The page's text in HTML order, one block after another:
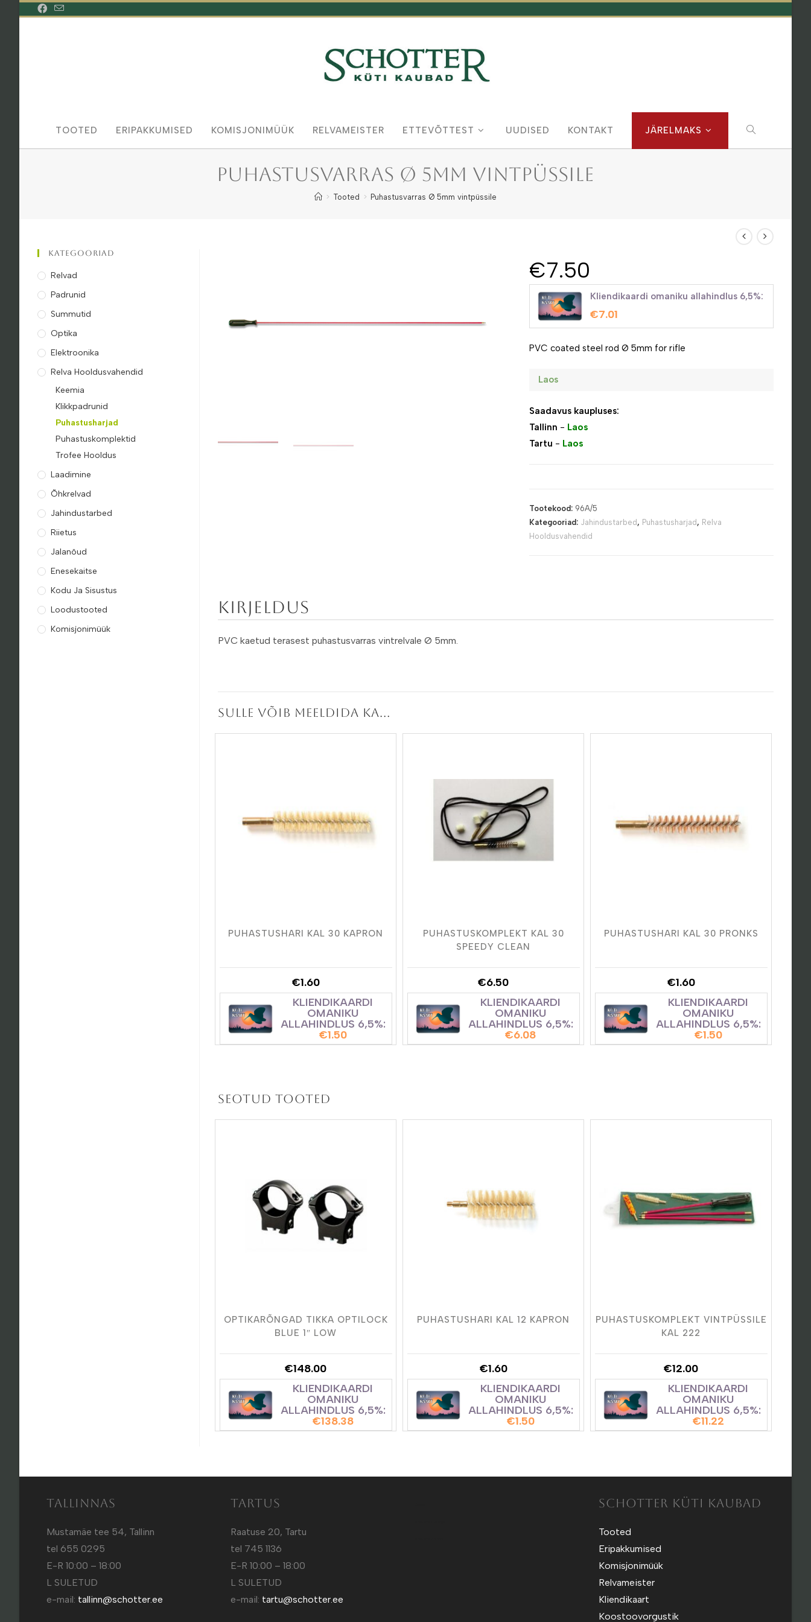
TOOTED ERIPAKKUMISED KOMISJONIMÜÜK RELVAMEISTER ETTEVÕTTEST UUDISED KONTAKT JÄRELMAKS TOGGLE
Puhastusvarras Ø 5mm vintpüssile
> Tooted > Puhastusvarras Ø 5mm vintpüssile
€7.50
Kliendikaardi omaniku allahindlus 6,5%:
€7.01
PVC coated steel rod Ø 5mm for rifle
Laos
Saadavus kaupluses:
Tallinn - Laos
Tartu - Laos
Tootekood: 96A/5
Kategooriad: Jahindustarbed , Puhastusharjad , Relva
Hooldusvahendid
Kirjeldus
PVC kaetud terasest puhastusvarras vintrelvale Ø 5mm.
Sulle võib meeldida ka…
PUHASTUSHARI KAL 30 KAPRON
€1.60
KLIENDIKAARDI
OMANIKU
ALLAHINDLUS 6,5%:
€1.50
PUHASTUSKOMPLEKT KAL 30
SPEEDY CLEAN
€6.50
KLIENDIKAARDI
OMANIKU
ALLAHINDLUS 6,5%:
€6.08
PUHASTUSHARI KAL 30 PRONKS
€1.60
KLIENDIKAARDI
OMANIKU
ALLAHINDLUS 6,5%:
€1.50
Seotud tooted
OPTIKARÕNGAD TIKKA OPTILOCK
BLUE 1″ LOW
€148.00
KLIENDIKAARDI
OMANIKU
ALLAHINDLUS 6,5%:
€138.38
PUHASTUSHARI KAL 12 KAPRON
€1.60
KLIENDIKAARDI
OMANIKU
ALLAHINDLUS 6,5%:
€1.50
PUHASTUSKOMPLEKT VINTPÜSSILE
KAL 222
€12.00
KLIENDIKAARDI
OMANIKU
ALLAHINDLUS 6,5%:
€11.22
Kategooriad
Relvad
Padrunid
Summutid
Optika
Elektroonika
Relva Hooldusvahendid
Keemia
Klikkpadrunid
Puhastusharjad
Puhastuskomplektid
Trofee Hooldus
Laadimine
Õhkrelvad
Jahindustarbed
Riietus
Jalanõud
Enesekaitse
Kodu Ja Sisustus
Loodustooted
Komisjonimüük
Tallinnas
Mustamäe tee 54, Tallinn
tel 655 0295
E-R 10:00 – 18:00
L SULETUD
e-mail: tallinn@schotter.ee
Tartus
Raatuse 20, Tartu
tel 745 1136
E-R 10:00 – 18:00
L SULETUD
e-mail: tartu@schotter.ee
SCHOTTER KÜTI KAUBAD
Tooted
Eripakkumised
Komisjonimüük
Relvameister
Kliendikaart
Koostoovorgustik